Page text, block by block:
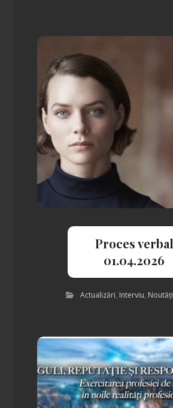
Proces verbal
01.04.2026
Actualizări, Interviu, Noutăți